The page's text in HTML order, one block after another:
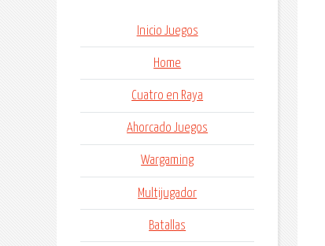
Inicio Juegos
Home
Cuatro en Raya
Ahorcado Juegos
Wargaming
Multijugador
Batallas